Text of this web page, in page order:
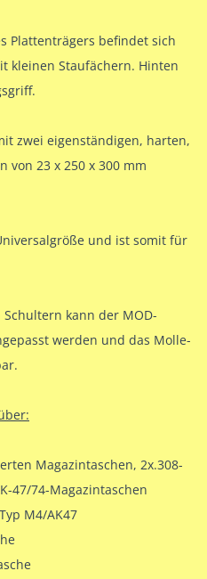
Plattenträgers befindet sich
kleinen Staufächern. Hinten
zwei eigenständigen, harten,
von 23 x 250 x 300 mm
und ist somit für
kann der MOD-
werden und das Molle-
Magazintaschen, 2x.308-
47/74-Magazintaschen
M4/AK47